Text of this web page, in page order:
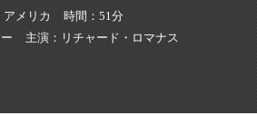
アメリカ 時間
51分
主演 リチャード・ロマナス